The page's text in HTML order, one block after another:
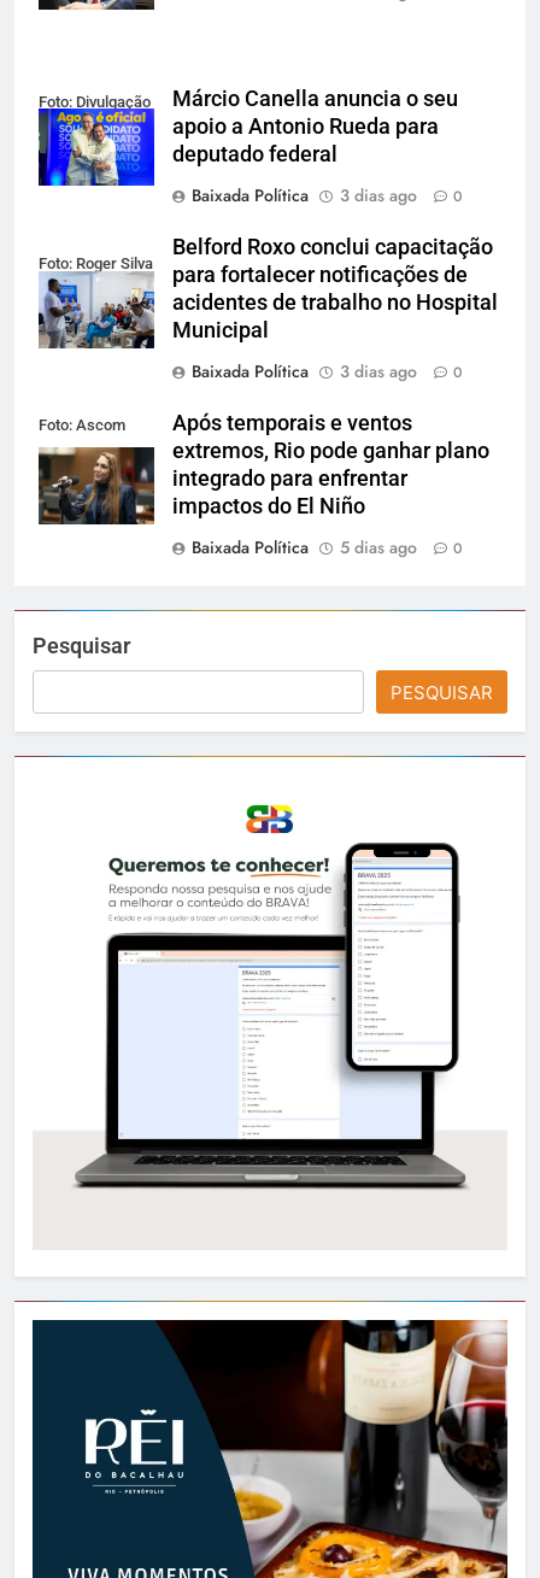
Foto: Divulgação
Márcio Canella anuncia o seu
apoio a Antonio Rueda para
deputado federal
Baixada Política
3 dias ago 0
Foto: Roger Silva
Belford Roxo conclui capacitação
para fortalecer notificações de
acidentes de trabalho no Hospital
Municipal
Baixada Política
3 dias ago 0
Foto: Ascom
Alerj
Após temporais e ventos
extremos, Rio pode ganhar plano
integrado para enfrentar
impactos do El Niño
Baixada Política
5 dias ago 0
Pesquisar
PESQUISAR